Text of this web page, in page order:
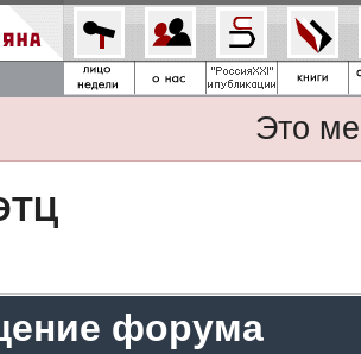
Это
форума